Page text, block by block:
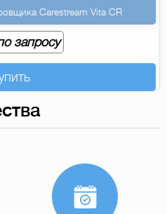
Carestream Vita CR
запросу